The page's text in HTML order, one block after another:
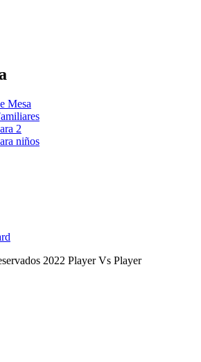
Mesa
2
niños
2022 Player Vs Player